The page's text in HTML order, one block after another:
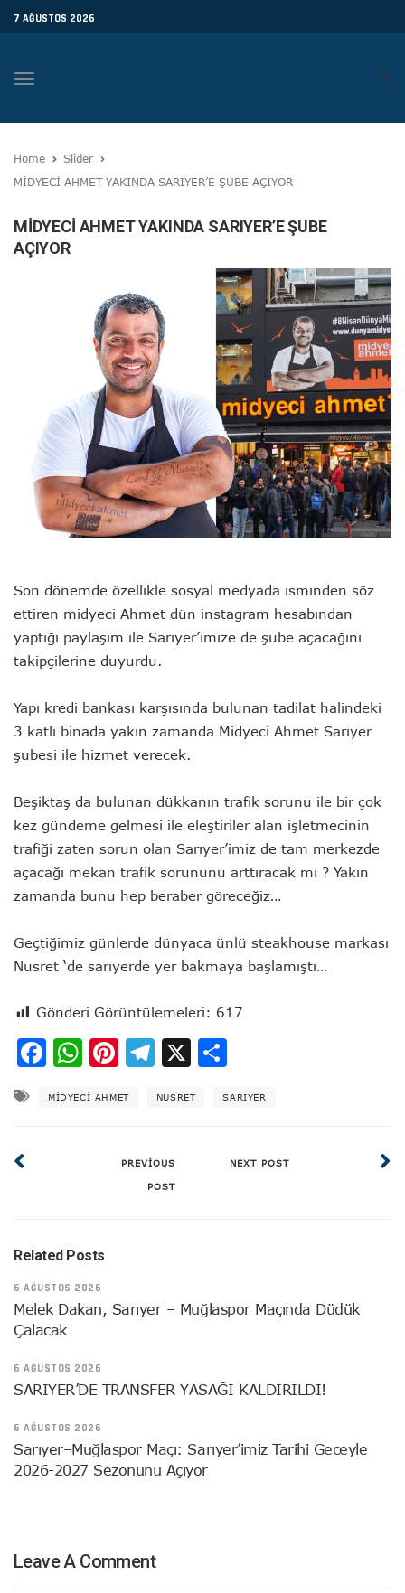
7 AĞUSTOS 2026
Toggle
Home
Slider
MİDYECİ AHMET YAKINDA SARIYER’E ŞUBE AÇIYOR
MİDYECİ AHMET YAKINDA SARIYER’E ŞUBE
AÇIYOR
Son dönemde özellikle sosyal medyada isminden söz
ettiren midyeci Ahmet dün instagram hesabından
yaptığı paylaşım ile Sarıyer’imize de şube açacağını
takipçilerine duyurdu.
Yapı kredi bankası karşısında bulunan tadilat halindeki
3 katlı binada yakın zamanda Midyeci Ahmet Sarıyer
şubesi ile hizmet verecek.
Beşiktaş da bulunan dükkanın trafik sorunu ile bir çok
kez gündeme gelmesi ile eleştiriler alan işletmecinin
trafiği zaten sorun olan Sarıyer’imiz de tam merkezde
açacağı mekan trafik sorununu arttıracak mı ? Yakın
zamanda bunu hep beraber göreceğiz…
Geçtiğimiz günlerde dünyaca ünlü steakhouse markası
Nusret ‘de sarıyerde yer bakmaya başlamıştı…
Gönderi Görüntülemeleri: 617
Facebook
WhatsApp
Pinterest
Telegram
X
MIDYECI AHMET NUSRET SARIYER
PREVIOUS
POST
NEXT POST
Related Posts
6 AĞUSTOS 2026
Melek Dakan, Sarıyer – Muğlaspor Maçında Düdük
Çalacak
6 AĞUSTOS 2026
SARIYER’DE TRANSFER YASAĞI KALDIRILDI!
6 AĞUSTOS 2026
Sarıyer–Muğlaspor Maçı: Sarıyer’imiz Tarihi Geceyle
2026-2027 Sezonunu Açıyor
Leave A Comment